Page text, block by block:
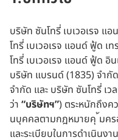
บริษัท ซันโทรี่ เบเวอเรจ แ
โทรี่ เบเวอเรจ แอนด์ ฟู้ด เ
โทรี่ เบเวอเรจ แอนด์ ฟู้ด อิ
บริษัท แบรนด์ (1835) จำกั
จำกัด และ บริษัท ซันโทรี่ เว
ว่า “บริษัทฯ”) ตระหนักถึงค
นบุคคลตามกฎหมายคุ ้มค
และระเบียบในการดำเนิน